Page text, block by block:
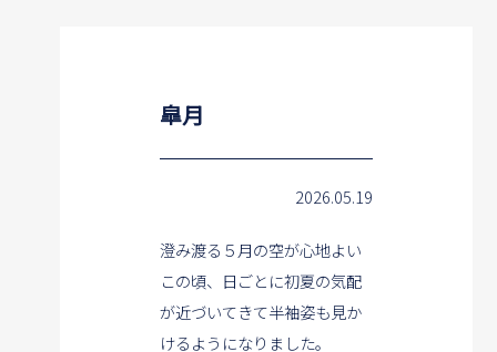
皐月
2026.05.19
澄み渡る５月の空が心地よい
この頃、日ごとに初夏の気配
が近づいてきて半袖姿も見か
けるようになりました。